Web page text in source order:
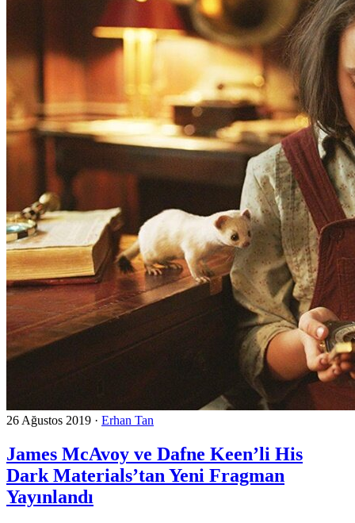
26 Ağustos 2019 · Erhan Tan
James McAvoy ve Dafne Keen’li His
Dark Materials’tan Yeni Fragman
Yayınlandı